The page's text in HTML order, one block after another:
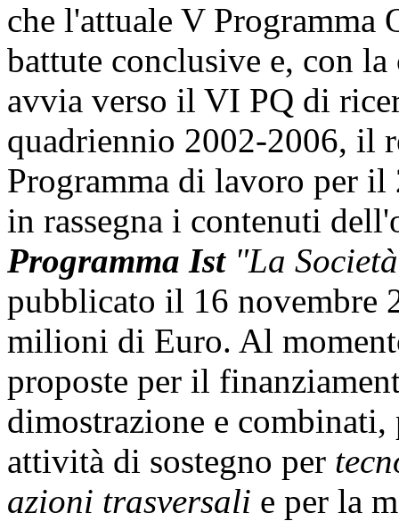
che l'attuale V Programma
battute conclusive e, con
avvia verso il VI PQ di
quadriennio 2002-2006, il
Programma di lavoro per il
in rassegna i contenuti
Programma Ist"La
pubblicato il 16 novembre
milioni di Euro. Al
proposte per il
dimostrazione e
attività di sostegno per
azioni trasversali e per la